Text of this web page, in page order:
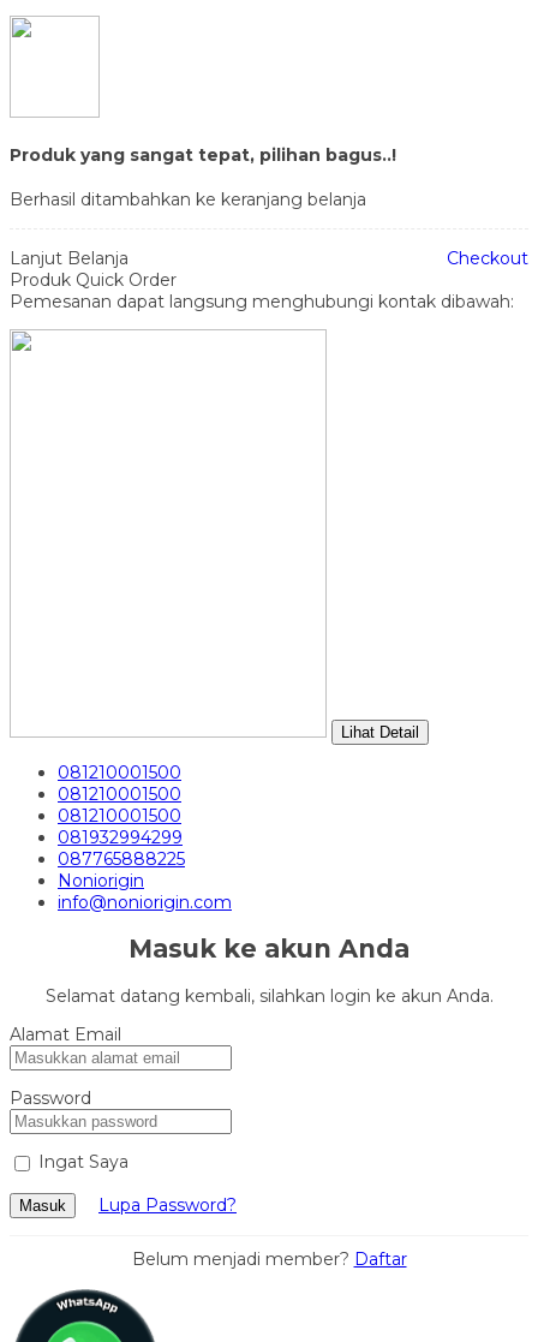
Produk yang sangat tepat, pilihan bagus..!
Berhasil ditambahkan ke keranjang belanja
Lanjut Belanja
Checkout
Produk Quick Order
Pemesanan dapat langsung menghubungi kontak dibawah:
Lihat Detail
081210001500
081210001500
081210001500
081932994299
087765888225
Noniorigin
info@noniorigin.com
Masuk ke akun Anda
Selamat datang kembali, silahkan login ke akun Anda.
Alamat Email
Password
Ingat Saya
Masuk Lupa Password?
Belum menjadi member? Daftar